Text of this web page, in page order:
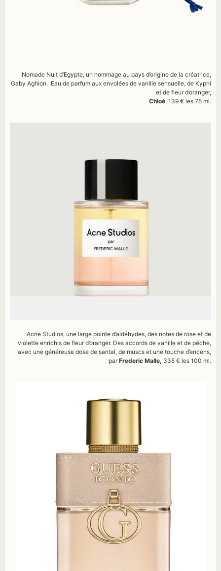
Nomade Nuit d’Egypte, un hommage au pays d’origine de la créatrice,
Gaby Aghion. Eau de parfum aux envolées de vanille sensuelle, de Kyphi
et de fleur d’oranger,
Chloé, 139 € les 75 ml.
Acne Studios, une large pointe d’aldéhydes, des notes de rose et de
violette enrichis de fleur d’oranger. Des accords de vanille et de pêche,
avec une généreuse dose de santal, de muscs et une touche d’encens,
parFrederic Malle, 335 € les 100 ml.